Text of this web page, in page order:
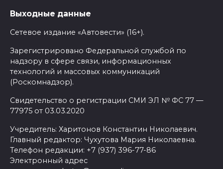
Выходные данные
Сетевое издание «Автовести» (16+).
Зарегистрировано Федеральной службой по
надзору в сфере связи, информационных
технологий и массовых коммуникаций
(Роскомнадзор).
Свидетельство о регистрации СМИ ЭЛ № ФС 77 —
77975 от 03.03.2020
Учредитель: Харитонов Константин Николаевич.
Главный редактор: Чухутова Мария Николаевна.
Телефон редакции: +7 (937) 396-77-86
Электронный адрес